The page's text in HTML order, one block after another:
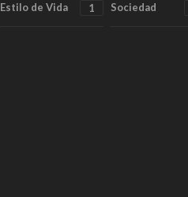
Estilo de Vida 1 Sociedad